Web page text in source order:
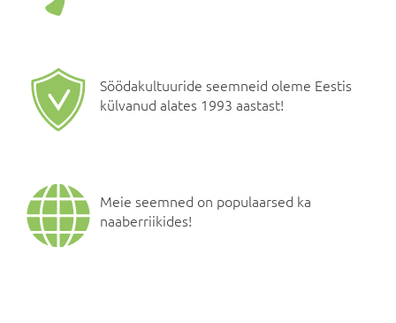
Söödakultuuride seemneid oleme Eestis
külvanud alates 1993 aastast!
Meie seemned on populaarsed ka
naaberriikides!